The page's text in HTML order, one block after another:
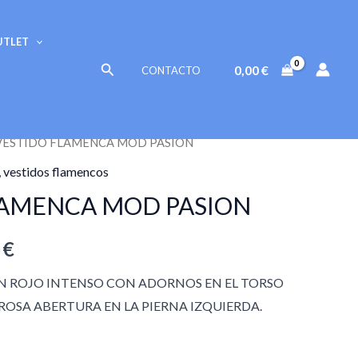
BuscarCONTACTO 0,00€
FLAMENCA MOD PASION
vestidos flamencos
MOD PASION
€
El
precio
actual
es:
760,00 €.
ROJO INTENSO CON ADORNOS EN EL TORSO
ABERTURA EN LA PIERNA IZQUIERDA.